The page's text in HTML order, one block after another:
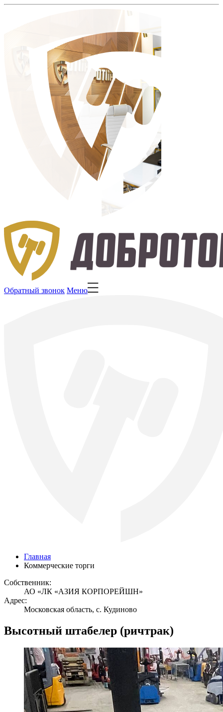
Обратный звонок Меню
Главная
Коммерческие торги
Собственник:
АО «ЛК «АЗИЯ КОРПОРЕЙШН»
Адрес:
Московская область, с. Кудиново
Высотный штабелер (ричтрак)